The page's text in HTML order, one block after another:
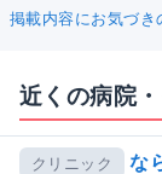
掲載内容にお気づき
近くの病院
クリニック な